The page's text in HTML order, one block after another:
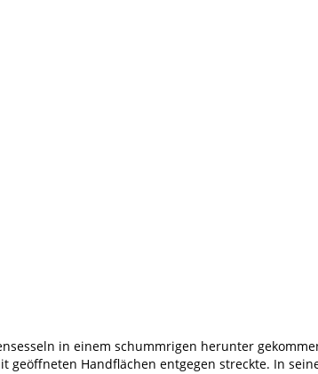
in einem schummrigen herunter
geöffneten Handflächen entgegen streckte. In